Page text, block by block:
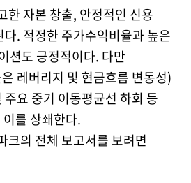
한 자본 창출, 안정적인 신용
. 적정한 주가수익비율과 높은
션도 긍정적이다. 다만
레버리지 및 현금흐름 변동성)
요 중기 이동평균선 하회 등
를 상쇄한다.
크의 전체 보고서를 보려면